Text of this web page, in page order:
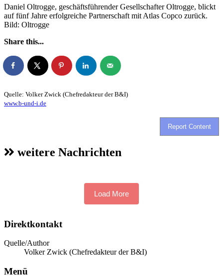
Daniel Oltrogge, geschäftsführender Gesellschafter Oltrogge, blickt
auf fünf Jahre erfolgreiche Partnerschaft mit Atlas Copco zurück.
Bild: Oltrogge
Share this...
Quelle: Volker Zwick (Chefredakteur der B&I)
www.b-und-i.de
Report Content
weitere Nachrichten
Load More
Direktkontakt
Quelle/Author
Volker Zwick (Chefredakteur der B&I)
Menü